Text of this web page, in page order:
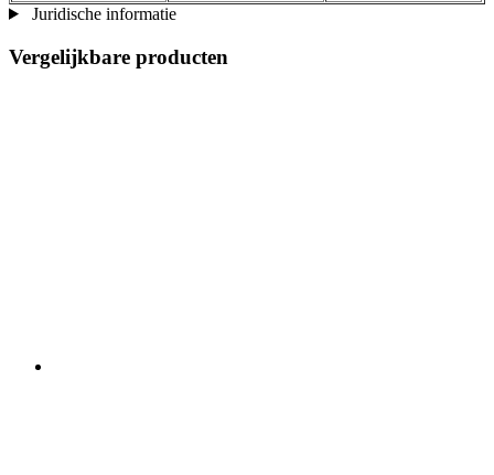
Juridische informatie
Vergelijkbare producten